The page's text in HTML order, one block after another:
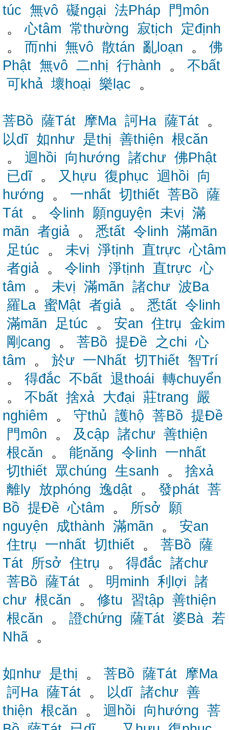
túc 無vô 礙ngại 法Pháp
門môn
。心tâm 常thường 寂tịch
定định
。 而nhi 無vô 散tán 亂loạn 。 佛
Phật 無vô 二nhị 行hành 。 不bất
可khả 壞hoại 樂lạc 。
菩Bồ 薩Tát 摩Ma 訶Ha 薩Tát 。
以dĩ 如như 是thị 善thiện 根căn
。 迴hồi 向hướng 諸chư 佛Phật
已dĩ。 又hựu 復phục 迴hồi
向
hướng 。 一nhất 切thiết 菩Bồ 薩
Tát 。 令linh 願nguyện 未vị 滿
mãn 者giả 。 悉tất 令linh 滿mãn
足túc 。 未vị 淨tịnh 直trực 心tâm
者giả 。 令linh 淨tịnh 直trực 心
tâm 。 未vị 滿mãn 諸chư 波Ba
羅La 蜜Mật 者giả 。 悉tất 令linh
滿mãn
足túc 。 安an 住trụ 金kim
剛cang 。 菩Bồ 提Đề 之chi 心
tâm 。 於ư 一Nhất 切Thiết 智Trí
。 得đắc 不bất 退thoái 轉chuyển
。 不bất 捨xả 大đại 莊trang
嚴
nghiêm 。 守thủ 護hộ 菩Bồ 提Đề
門môn 。 及cập 諸chư 善thiện
根căn 。 能năng 令linh 一nhất
切thiết 眾chúng 生sanh 。 捨xả
離ly 放phóng 逸dật 。 發phát 菩
Bồ 提Đề 心tâm 。 所sở 願
nguyện
成thành 滿mãn 。 安an
住trụ 一nhất 切thiết 。 菩Bồ 薩
Tát 所sở 住trụ 。 得đắc 諸chư
菩Bồ 薩Tát 。 明minh 利lợi 諸
chư 根căn 。 修tu 習tập 善thiện
根căn 。 證chứng 薩Tát 婆Bà 若
Nhã 。
如như 是thị 。 菩Bồ 薩Tát 摩Ma
訶Ha 薩Tát 。 以dĩ 諸chư 善
thiện 根căn 。 迴hồi 向hướng 菩